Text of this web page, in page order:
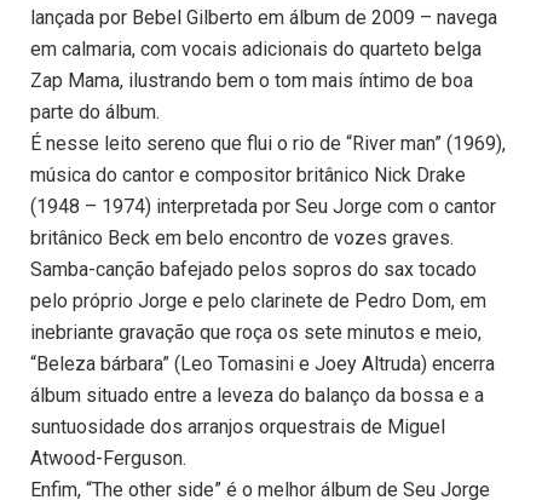
lançada por Bebel Gilberto em álbum de 2009 – navega
em calmaria, com vocais adicionais do quarteto belga
Zap Mama, ilustrando bem o tom mais íntimo de boa
parte do álbum.
É nesse leito sereno que flui o rio de “River man” (1969),
música do cantor e compositor britânico Nick Drake
(1948 – 1974) interpretada por Seu Jorge com o cantor
britânico Beck em belo encontro de vozes graves.
Samba-canção bafejado pelos sopros do sax tocado
pelo próprio Jorge e pelo clarinete de Pedro Dom, em
inebriante gravação que roça os sete minutos e meio,
“Beleza bárbara” (Leo Tomasini e Joey Altruda) encerra
álbum situado entre a leveza do balanço da bossa e a
suntuosidade dos arranjos orquestrais de Miguel
Atwood-Ferguson.
Enfim, “The other side” é o melhor álbum de Seu Jorge